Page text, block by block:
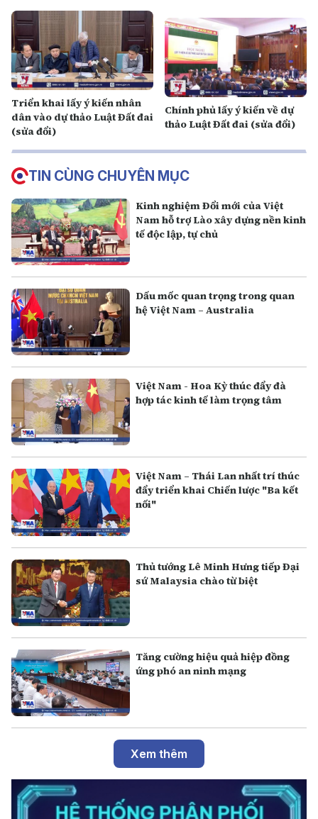
Triển khai lấy ý kiến nhân
dân vào dự thảo Luật Đất đai
(sửa đổi)
Chính phủ lấy ý kiến về dự
thảo Luật Đất đai (sửa đổi)
TIN CÙNG CHUYÊN MỤC
Kinh nghiệm Đổi mới của Việt
Nam hỗ trợ Lào xây dựng nền kinh
tế độc lập, tự chủ
Dấu mốc quan trọng trong quan
hệ Việt Nam – Australia
Việt Nam - Hoa Kỳ thúc đẩy đà
hợp tác kinh tế làm trọng tâm
Việt Nam – Thái Lan nhất trí thúc
đẩy triển khai Chiến lược "Ba kết
nối"
Thủ tướng Lê Minh Hưng tiếp Đại
sứ Malaysia chào từ biệt
Tăng cường hiệu quả hiệp đồng
ứng phó an ninh mạng
Xem thêm